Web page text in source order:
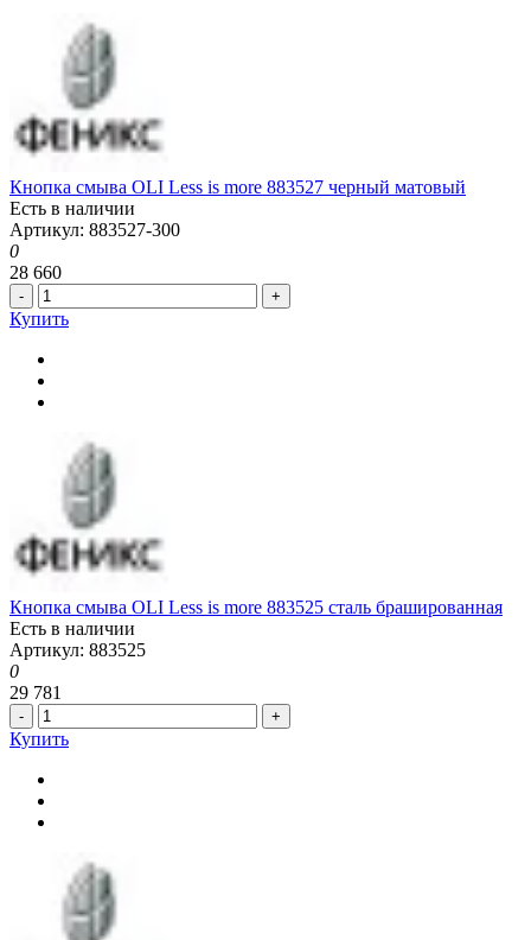
Кнопка смыва OLI Less is more 883527 черный матовый
Есть в наличии
Артикул: 883527-300
0
28 660
- +
Купить
Кнопка смыва OLI Less is more 883525 сталь брашированная
Есть в наличии
Артикул: 883525
0
29 781
- +
Купить